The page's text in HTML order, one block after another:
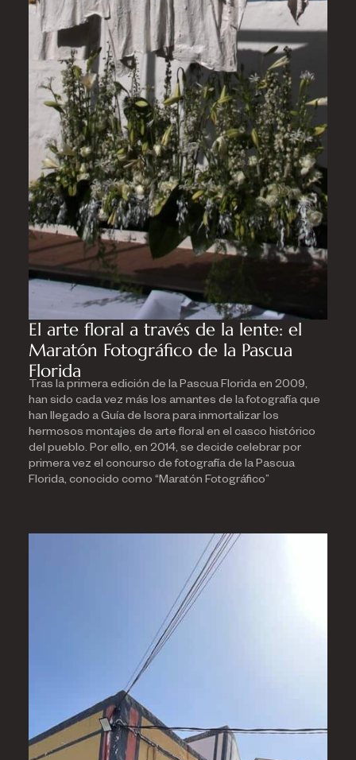
El arte floral a través de la lente: el
Maratón Fotográfico de la Pascua
Florida
Tras la primera edición de la Pascua Florida en 2009,
han sido cada vez más los amantes de la fotografía que
han llegado a Guía de Isora para inmortalizar los
hermosos montajes de arte floral en el casco histórico
del pueblo. Por ello, en 2014, se decide celebrar por
primera vez el concurso de fotografía de la Pascua
Florida, conocido como “Maratón Fotográfico”